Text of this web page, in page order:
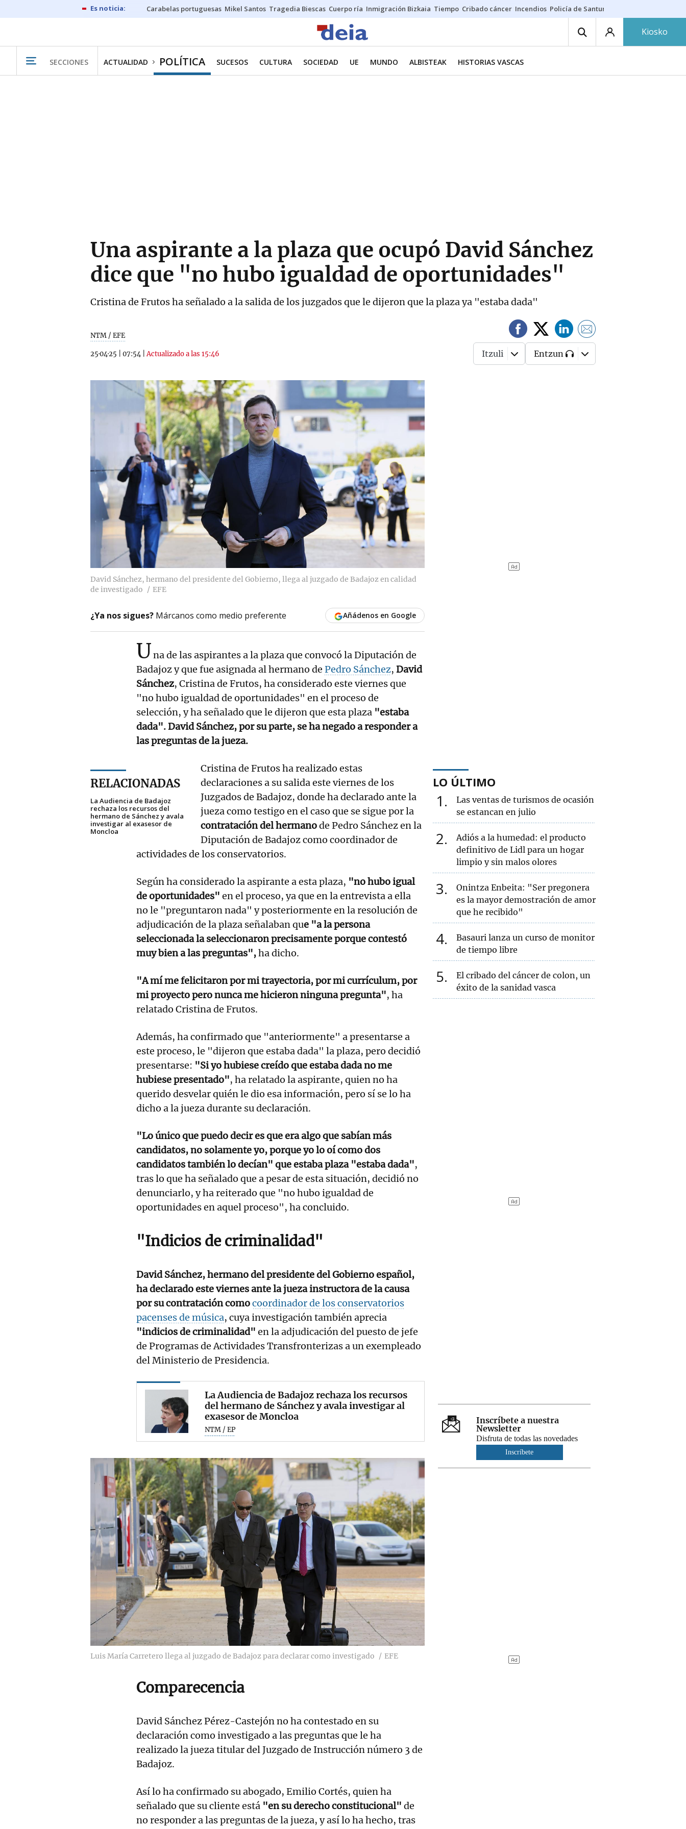
Carabelas portuguesas Mikel Santos Tragedia Biescas Cuerpo ría Inmigración Bizkaia Tiempo Cribado cáncer Incendios Policía de Santurtzi
Kiosko
SECCIONES ACTUALIDAD POLÍTICA SUCESOS CULTURA SOCIEDAD UE MUNDO ALBISTEAK HISTORIAS VASCAS
Una aspirante a la plaza que ocupó David Sánchez
dice que "no hubo igualdad de oportunidades"
Cristina de Frutos ha señalado a la salida de los juzgados que le dijeron que la plaza ya "estaba dada"
NTM / EFE
25·04·25 07:54 |Actualizado a las 15:46 Itzuli Entzun
David Sánchez, hermano del presidente del Gobierno, llega al juzgado de Badajoz en calidad
de investigado
EFE
¿Ya nos sigues? Márcanos como medio preferente Añádenos en Google
Una de las aspirantes a la plaza que convocó la Diputación de
Badajoz y que fue asignada al hermano de Pedro Sánchez, David
Sánchez, Cristina de Frutos, ha considerado este viernes que
"no hubo igualdad de oportunidades" en el proceso de
selección, y ha señalado que le dijeron que esta plaza "estaba
dada". David Sánchez, por su parte, se ha negado a responder a
las preguntas de la jueza.
RELACIONADAS
La Audiencia de Badajoz
rechaza los recursos del
hermano de Sánchez y avala
investigar al exasesor de
Moncloa
Cristina de Frutos ha realizado estas
declaraciones a su salida este viernes de los
Juzgados de Badajoz, donde ha declarado ante la
jueza como testigo en el caso que se sigue por la
contratación del hermanode Pedro Sánchez en la
Diputación de Badajoz como coordinador de
actividades de los conservatorios.
Según ha considerado la aspirante a esta plaza, "no hubo igual
de oportunidades" en el proceso, ya que en la entrevista a ella
no le "preguntaron nada" y posteriormente en la resolución de
adjudicación de la plaza señalaban que "a la persona
seleccionada la seleccionaron precisamente porque contestó
muy bien a las preguntas",ha dicho.
"A mí me felicitaron por mi trayectoria, por mi currículum, por
mi proyecto pero nunca me hicieron ninguna pregunta", ha
relatado Cristina de Frutos.
Además, ha confirmado que "anteriormente" a presentarse a
este proceso, le "dijeron que estaba dada" la plaza, pero decidió
presentarse: "Si yo hubiese creído que estaba dada no me
hubiese presentado", ha relatado la aspirante, quien no ha
querido desvelar quién le dio esa información, pero sí se lo ha
dicho a la jueza durante su declaración.
"Lo único que puedo decir es que era algo que sabían más
candidatos, no solamente yo, porque yo lo oí como dos
candidatos también lo decían" que estaba plaza "estaba dada",
tras lo que ha señalado que a pesar de esta situación, decidió no
denunciarlo, y ha reiterado que "no hubo igualdad de
oportunidades en aquel proceso", ha concluido.
"Indicios de criminalidad"
David Sánchez, hermano del presidente del Gobierno español,
ha declarado este viernes ante la jueza instructora de la causa
por su contratación comocoordinador de los conservatorios
pacenses de música, cuya investigación también aprecia
"indicios de criminalidad" en la adjudicación del puesto de jefe
de Programas de Actividades Transfronterizas a un exempleado
del Ministerio de Presidencia.
La Audiencia de Badajoz rechaza los recursos
del hermano de Sánchez y avala investigar al
exasesor de Moncloa
NTM / EP
Luis María Carretero llega al juzgado de Badajoz para declarar como investigado EFE
Comparecencia
David Sánchez Pérez-Castejón no ha contestado en su
declaración como investigado a las preguntas que le ha
realizado la jueza titular del Juzgado de Instrucción número 3 de
Badajoz.
Así lo ha confirmado su abogado, Emilio Cortés, quien ha
señalado que su cliente está "en su derecho constitucional" de
no responder a las preguntas de la jueza, y así lo ha hecho, tras
LO ÚLTIMO
1
Las ventas de turismos de ocasión
se estancan en julio
2
Adiós a la humedad: el producto
definitivo de Lidl para un hogar
limpio y sin malos olores
3
Onintza Enbeita: "Ser pregonera
es la mayor demostración de amor
que he recibido"
4
Basauri lanza un curso de monitor
de tiempo libre
5
El cribado del cáncer de colon, un
éxito de la sanidad vasca
Inscríbete a nuestra
Newsletter
Disfruta de todas las novedades
Inscríbete